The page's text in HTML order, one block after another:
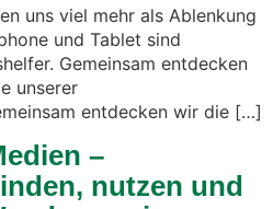
uns viel mehr als Ablenkung
und Tablet sind
Gemeinsam entdecken
unserer
entdecken wir die […]
–
nutzen und